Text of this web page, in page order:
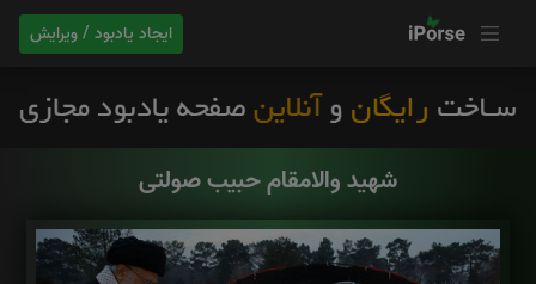
ایجاد یادبود / ویرایش
شهید والامقام حبیب صولتی